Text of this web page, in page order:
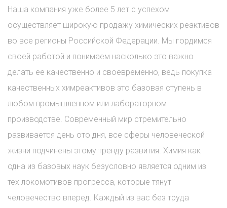
Наша компания уже более 5 лет с успехом
осуществляет широкую продажу химических реактивов
во все регионы Российской Федерации. Мы гордимся
своей работой и понимаем насколько это важно
делать ее качественно и своевременно, ведь покупка
качественных химреактивов это базовая ступень в
любом промышленном или лабораторном
производстве. Современный мир стремительно
развивается день ото дня, все сферы человеческой
жизни подчинены этому тренду развития. Химия как
одна из базовых наук безусловно является одним из
тех локомотивов прогресса, которые тянут
человечество вперед. Каждый из вас без труда